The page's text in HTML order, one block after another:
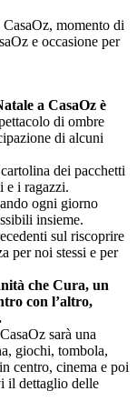
momento di
e occasione per
a CasaOz è
di ombre
di alcuni
dei pacchetti
e i ragazzi.
ogni giorno
insieme.
sul riscoprire
per noi stessi e per
che Cura, un
con l’altro,
sarà una
giochi, tombola,
centro, cinema e poi
il dettaglio delle